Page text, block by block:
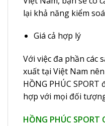
lại khả năng kiểm
Giá cả hợp lý
Với việc đa phần các
xuất tại Việt Nam
HỒNG PHÚC
hợp với mọi đối
HỒNG PHÚC SPORT